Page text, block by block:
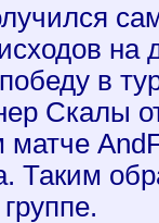
в
Скалы
матче
Таким